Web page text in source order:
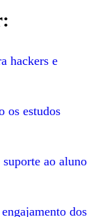
hackers e
os estudos
ao aluno
dos